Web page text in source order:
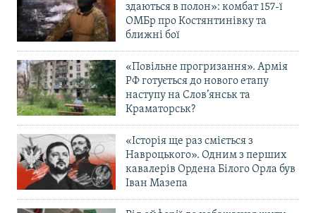
здаються в полон»: комбат 157-ї
ОМБр про Костянтинівку та
ближні бої
«Повільне прогризання». Армія
РФ готується до нового етапу
наступу на Слов’янськ та
Краматорськ?
«Історія ще раз сміється з
Навроцького». Одним з перших
кавалерів Ордена Білого Орла був
Іван Мазепа